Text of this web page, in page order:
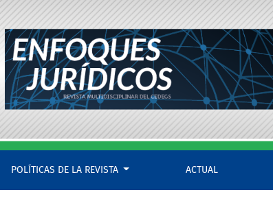
POLÍTICAS DE LA REVISTA ACTUAL